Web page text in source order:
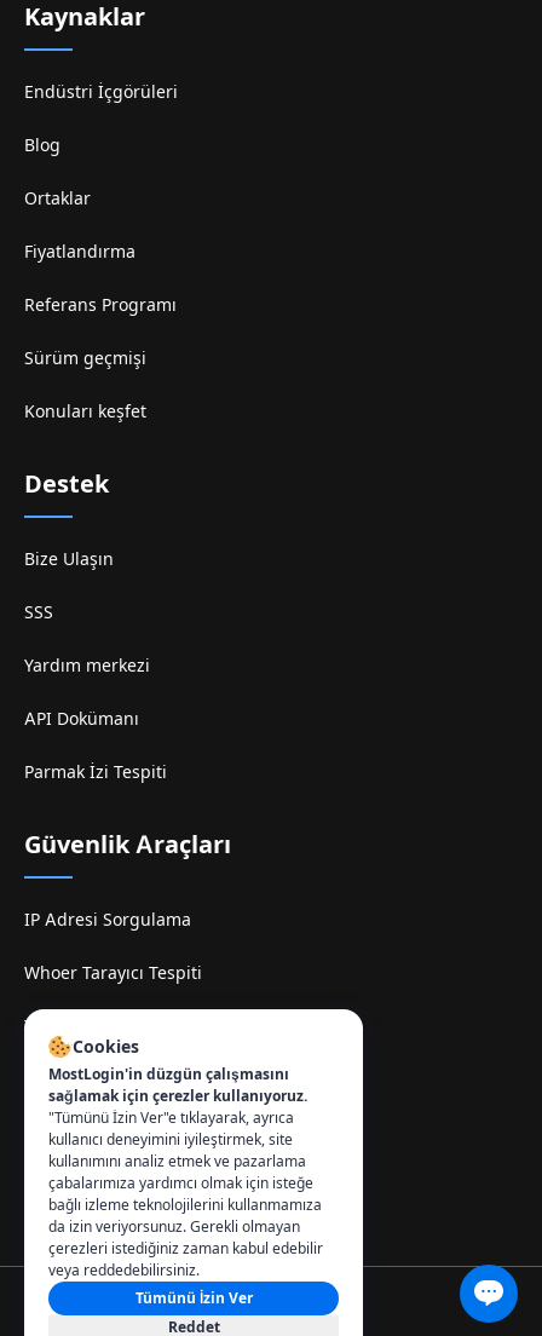
Kaynaklar
Endüstri İçgörüleri
Blog
Ortaklar
Fiyatlandırma
Referans Programı
Sürüm geçmişi
Konuları keşfet
Destek
Bize Ulaşın
SSS
Yardım merkezi
API Dokümanı
Parmak İzi Tespiti
Güvenlik Araçları
IP Adresi Sorgulama
Whoer Tarayıcı Tespiti
TamilMV Espelhe Sitesi
İletişim:
info@mostlogin.com
© 2026 MostLogin. Tüm hakları saklıdır.
Cookies
MostLogin'in düzgün çalışmasını
sağlamak için çerezler kullanıyoruz.
"Tümünü İzin Ver"e tıklayarak, ayrıca
kullanıcı deneyimini iyileştirmek, site
kullanımını analiz etmek ve pazarlama
çabalarımıza yardımcı olmak için isteğe
bağlı izleme teknolojilerini kullanmamıza
da izin veriyorsunuz. Gerekli olmayan
çerezleri istediğiniz zaman kabul edebilir
veya reddedebilirsiniz.
Tümünü İzin Ver
Reddet